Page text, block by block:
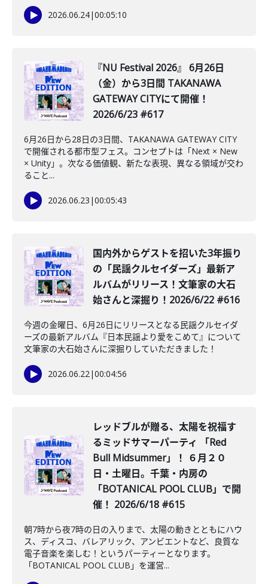
2026.06.24|00:05:10
『NU Festival 2026』 6月26日
（金）から3日間 TAKANAWA
GATEWAY CITYにて開催！
2026/6/23 #617
6月26日から28日の3日間、TAKANAWA GATEWAY CITY
で開催される都市型フェス。コンセプトは「Next × New
× Unity」。次なる価値観、新たな表現、異なる領域が交わ
ること...
2026.06.23 |00:05:43
️国内外からゲストを招いた3年振り
の「民謡クルセイダーズ」最新ア
ルバムがリリース！文筆家の大石
始さんと深掘り！2026/6/22 #616
今週の金曜日、6月26日にリリースとなる民謡クルセイダ
ーズの最新アルバム『日本民謡より愛をこめて』について
文筆家の大石始さんに深掘りしていただきました！
2026.06.22|00:04:56
レッドブルが贈る、太陽を祝福す
るミッドサマーパーティ 「Red
Bull Midsummer」！ ６月２０
日・土曜日。千葉・内房の
「BOTANICAL POOL CLUB」で開
催！ 2026/6/18 #615
朝7時から夜7時の日の入りまで、太陽の動きとともにハウ
ス、ディスコ、バレアリック、アンビエントなど、良質な
電子音楽を楽しむ！というパーティーとなります。
「BOTANICAL POOL CLUB」を運営...